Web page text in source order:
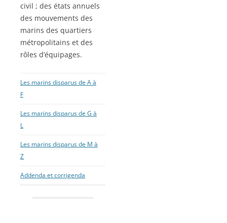
civil ; des états annuels
des mouvements des
marins des quartiers
métropolitains et des
rôles d’équipages.
Les marins disparus de A à
F
Les marins disparus de G à
L
Les marins disparus de M à
Z
Addenda et corrigenda